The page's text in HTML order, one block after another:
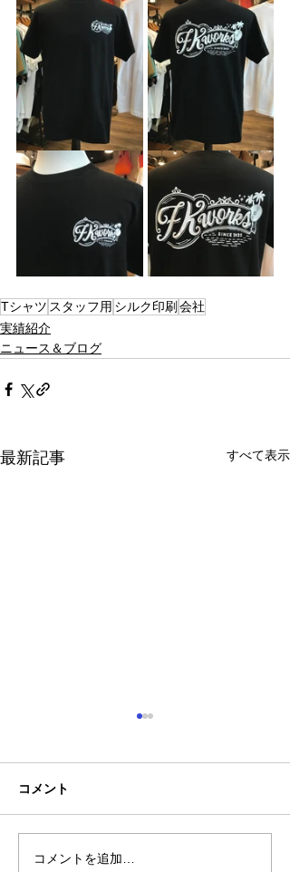
Tシャツ スタッフ用 シルク印刷 会社
実績紹介
ニュース＆ブログ
最新記事 すべて表示
熊本地震明けの営業につ
コメント
コメントを追加…